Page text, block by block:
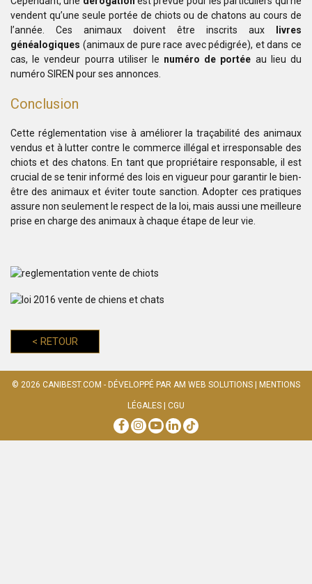
vendent qu’une seule portée de chiots ou de chatons au cours de
l’année. Ces animaux doivent être inscrits aux
livres
généalogiques (animaux de pure race avec pédigrée), et dans ce
cas, le vendeur pourra utiliser le numéro de portée au lieu du
numéro SIREN pour ses annonces.
Conclusion
Cette réglementation vise à améliorer la traçabilité des animaux
vendus et à lutter contre le commerce illégal et irresponsable des
chiots et des chatons. En tant que propriétaire responsable, il est
crucial de se tenir informé des lois en vigueur pour garantir le bien-
être des animaux et éviter toute sanction. Adopter ces pratiques
assure non seulement le respect de la loi, mais aussi une meilleure
prise en charge des animaux à chaque étape de leur vie.
< RETOUR
© 2026 CANIBEST.COM - DÉVELOPPÉ PAR AM WEB SOLUTIONS | MENTIONS
LÉGALES | CGU